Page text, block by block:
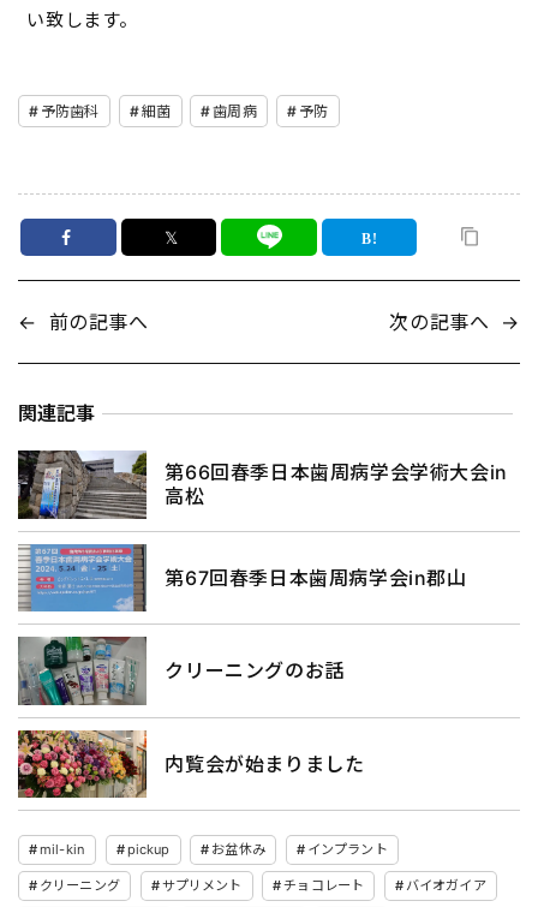
い致します。
予防歯科 細菌 歯周病 予防
𝕏
← 前の記事へ 次の記事へ →
関連記事
第66回春季日本歯周病学会学術大会in
高松
第67回春季日本歯周病学会in郡山
クリーニングのお話
内覧会が始まりました
mil-kin pickup お盆休み インプラント
クリーニング サプリメント チョコレート バイオガイア